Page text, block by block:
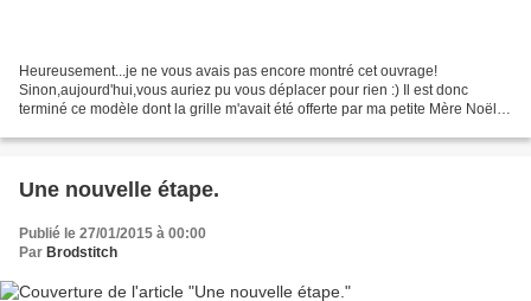
Heureusement...je ne vous avais pas encore montré cet ouvrage!
Sinon,aujourd'hui,vous auriez pu vous déplacer pour rien :) Il est donc
terminé ce modèle dont la grille m'avait été offerte par ma petite Mère Noël.
Une nouvelle étape.
Publié le 27/01/2015 à 00:00
Par Brodstitch